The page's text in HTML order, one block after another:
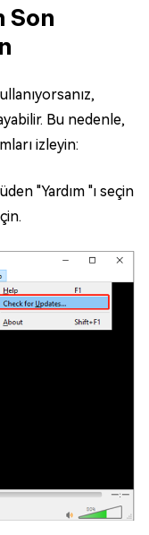
Son
Bu nedenle,
izleyin:
"Yardım "ı seçin